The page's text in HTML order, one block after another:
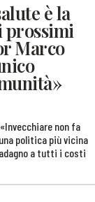
è la
prossimi
Marco
non fa
politica più vicina
a tutti i costi